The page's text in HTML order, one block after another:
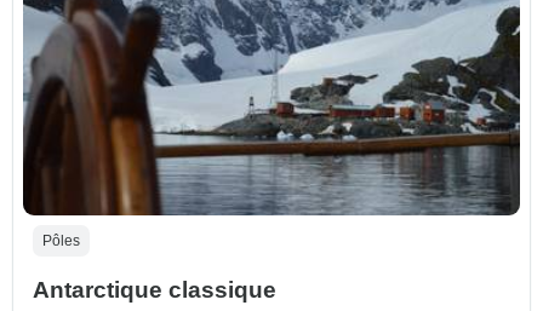
Pôles
Antarctique classique